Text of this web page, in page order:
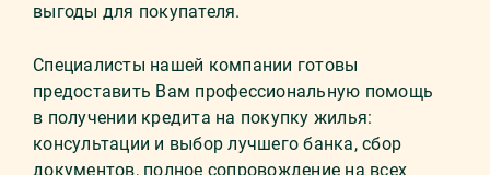
выгоды для покупателя.
Специалисты нашей компании готовы
предоставить Вам профессиональную помощь
в получении кредита на покупку жилья:
консультации и выбор лучшего банка, сбор
документов, полное сопровождение на всех